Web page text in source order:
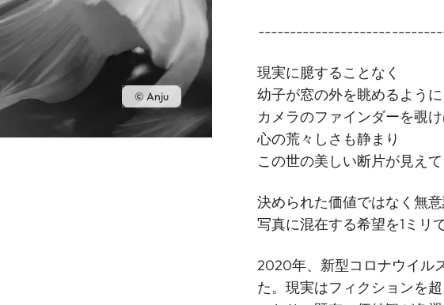
© Anju
現実に臆することなく
幼子が窓の外を眺めるように
カメラのファインダーを覗
心の荒々しさも静まり
この世の美しい断片が見え
決められた価値ではなく無
写真に混在する希望を1ミリ
2020年、新型コロナウイル
た。現実はフィクションを